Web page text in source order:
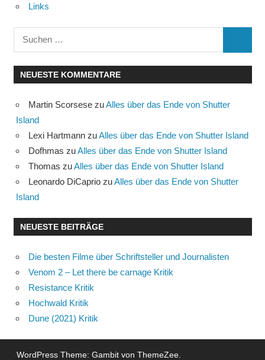
Links
Suchen
nach:
NEUESTE KOMMENTARE
Martin Scorsese zuAlles über das Ende von Shutter
Island
Lexi Hartmann zuAlles über das Ende von Shutter Island
Dofhmas zuAlles über das Ende von Shutter Island
Thomas zuAlles über das Ende von Shutter Island
Leonardo DiCaprio zuAlles über das Ende von Shutter
Island
NEUESTE BEITRÄGE
Die besten Filme über Schriftsteller und Journalisten
Venom 2 – Let there be carnage Kritik
Resistance Kritik
Hochwald Kritik
Dune (2021) Kritik
WordPress Theme: Gambit von ThemeZee.